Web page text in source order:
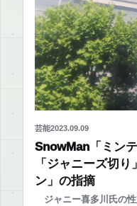
芸能2023.09.09
SnowMan「ミン
「ジャニーズ切
ン」の指摘
ジャニー喜多川氏の